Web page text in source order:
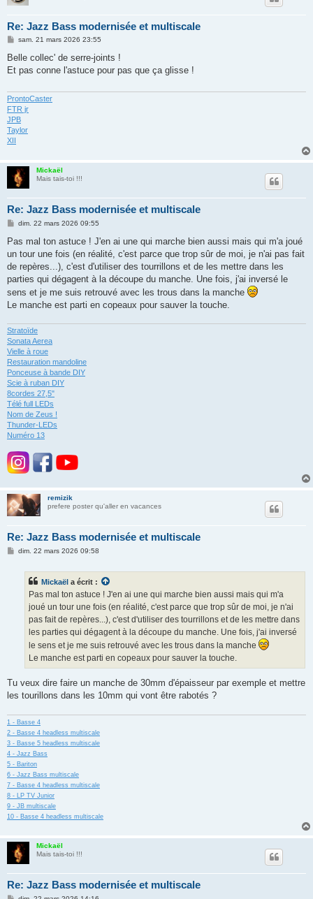
Re: Jazz Bass modernisée et multiscale
M
s
a
sam. 21 mars 2026 23:55
Belle collec' de serre-joints !
Et pas conne l'astuce pour pas que ça glisse !
ProntoCaster
FTR jr
JPB
Taylor
XII
Mickaël
Mais tais-toi !!!
Re: Jazz Bass modernisée et multiscale
M
s
a
g
dim. 22 mars 2026 09:55
Pas mal ton astuce ! J'en ai une qui marche bien aussi mais qui m'a joué
un tour une fois (en réalité, c'est parce que trop sûr de moi, je n'ai pas fait
de repères...), c'est d'utiliser des tourrillons et de les mettre dans les
parties qui dégagent à la découpe du manche. Une fois, j'ai inversé le
sens et je me suis retrouvé avec les trous dans la manche
Le manche est parti en copeaux pour sauver la touche.
Stratoïde
Sonata Aerea
Vielle à roue
Restauration mandoline
Ponceuse à bande DIY
Scie à ruban DIY
8cordes 27,5"
Télé full LEDs
Nom de Zeus !
Thunder-LEDs
Numéro 13
remizik
prefere poster qu'aller en vacances
Re: Jazz Bass modernisée et multiscale
Mdim. 22 mars 2026 09:58
Mickaël a écrit :
Pas mal ton astuce ! J'en ai une qui marche bien aussi mais qui m'a
joué un tour une fois (en réalité, c'est parce que trop sûr de moi, je n'ai
pas fait de repères...), c'est d'utiliser des tourrillons et de les mettre dans
les parties qui dégagent à la découpe du manche. Une fois, j'ai inversé
le sens et je me suis retrouvé avec les trous dans la manche
Le manche est parti en copeaux pour sauver la touche.
Tu veux dire faire un manche de 30mm d'épaisseur par exemple et mettre
les tourillons dans les 10mm qui vont être rabotés ?
1 - Basse 4
2 - Basse 4 headless multiscale
3 - Basse 5 headless multiscale
4 - Jazz Bass
5 - Bariton
6 - Jazz Bass multiscale
7 - Basse 4 headless multiscale
8 - LP TV Junior
9 - JB multiscale
10 - Basse 4 headless multiscale
Mickaël
Mais tais-toi !!!
Re: Jazz Bass modernisée et multiscale